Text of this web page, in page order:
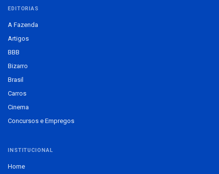
EDITORIAS
A Fazenda
Artigos
BBB
Bizarro
Brasil
Carros
Cinema
Concursos e Empregos
INSTITUCIONAL
Home